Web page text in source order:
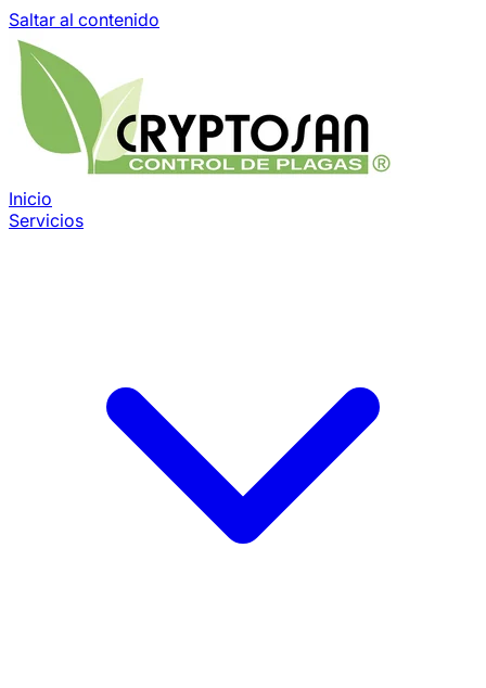
Saltar al contenido
Inicio
Servicios